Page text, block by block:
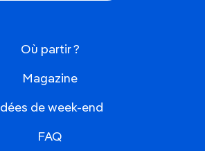
Où partir ?
Magazine
Idées de week-end
FAQ